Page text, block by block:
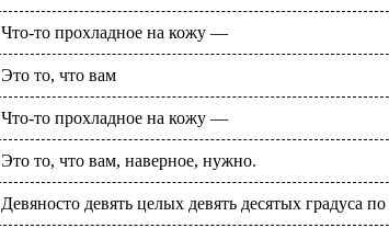
Что-то прохладное на кожу —
Это то, что вам
Что-то прохладное на кожу —
Это то, что вам, наверное, нужно.
Девяносто девять целых девять десятых градуса